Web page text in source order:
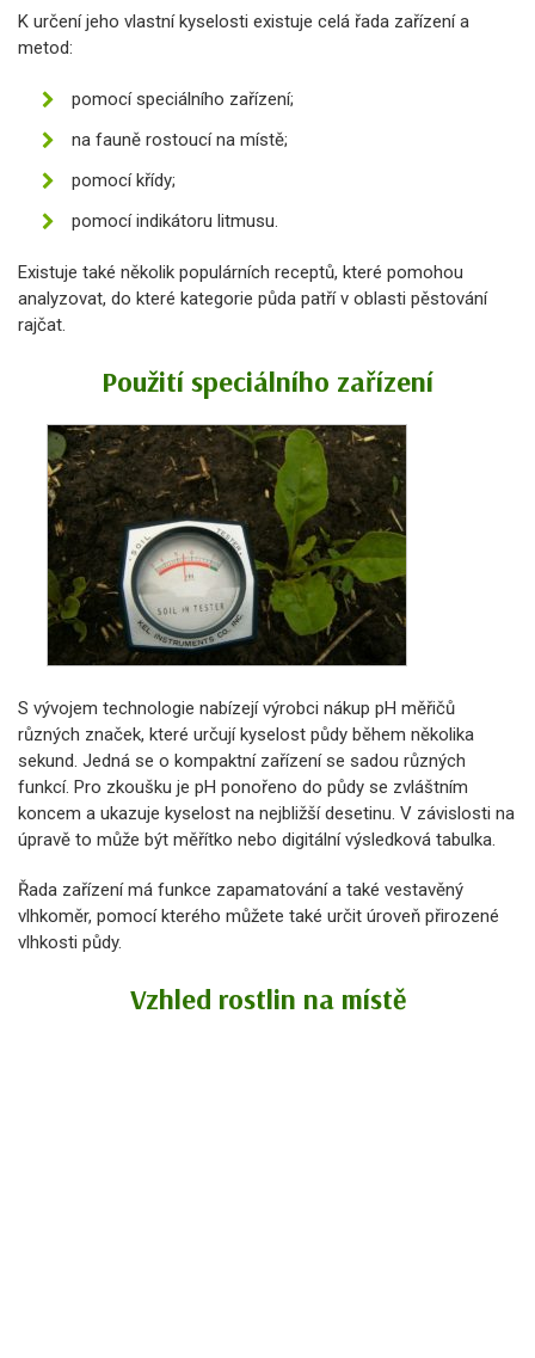
K určení jeho vlastní kyselosti existuje celá řada zařízení a
metod:
pomocí speciálního zařízení;
na fauně rostoucí na místě;
pomocí křídy;
pomocí indikátoru litmusu.
Existuje také několik populárních receptů, které pomohou
analyzovat, do které kategorie půda patří v oblasti pěstování
rajčat.
Použití speciálního zařízení
S vývojem technologie nabízejí výrobci nákup pH měřičů
různých značek, které určují kyselost půdy během několika
sekund. Jedná se o kompaktní zařízení se sadou různých
funkcí. Pro zkoušku je pH ponořeno do půdy se zvláštním
koncem a ukazuje kyselost na nejbližší desetinu. V závislosti na
úpravě to může být měřítko nebo digitální výsledková tabulka.
Řada zařízení má funkce zapamatování a také vestavěný
vlhkoměr, pomocí kterého můžete také určit úroveň přirozené
vlhkosti půdy.
Vzhled rostlin na místě